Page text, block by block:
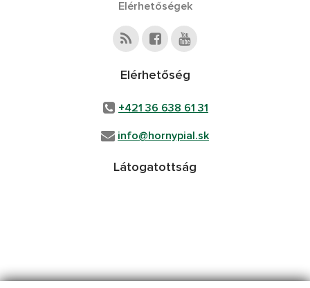
Elérhetőségek
Elérhetőség
+421 36 638 61 31
info@hornypial.sk
Látogatottság